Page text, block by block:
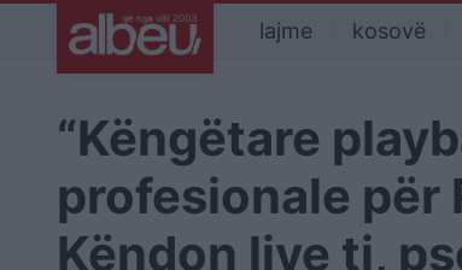
lajme kosovë
“Këngëtare
profesionale për
Këndon live ti,